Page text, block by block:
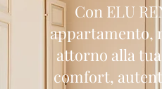
Con ELU
appartamento,
attorno alla
comfort,